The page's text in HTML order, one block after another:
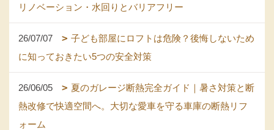
リノベーション・水回りとバリアフリー
26/07/07
子ども部屋にロフトは危険？後悔しないため
に知っておきたい5つの安全対策
26/06/05
夏のガレージ断熱完全ガイド｜暑さ対策と断
熱改修で快適空間へ。大切な愛車を守る車庫の断熱リフ
ォーム